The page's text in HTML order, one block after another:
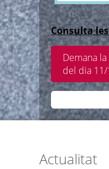
Consulta
Demana
del dia
Actualitat